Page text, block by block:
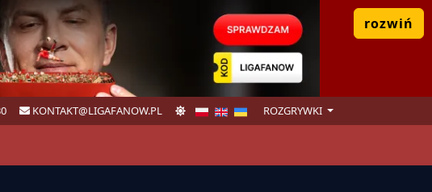
rozwiń
KONTAKT@LIGAFANOW.PL ROZGRYWKI